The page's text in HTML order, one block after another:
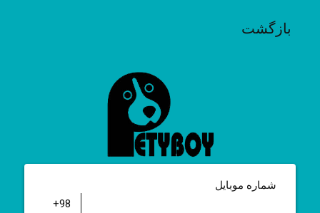
بازگشت
شماره موبایل